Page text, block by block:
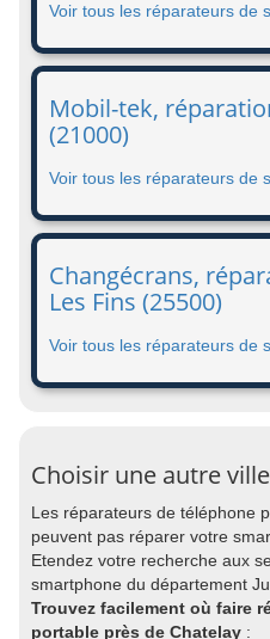
Voir tous les réparateurs de
Mobil-tek,
(21000)
Voir tous les réparateurs de
Changécrans,
Les Fins (25500)
Voir tous les réparateurs de
Choisir une autre ville
Les réparateurs de téléphone
peuvent pas réparer votre
Etendez votre recherche aux
smartphone du département
Trouvez facilement où faire
portable près de Chatelay :